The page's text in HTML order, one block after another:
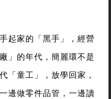
起家的「黑手」，經營
」的年代，簡麗環不是
「童工」，放學回家，
邊做零件品管，一邊讀